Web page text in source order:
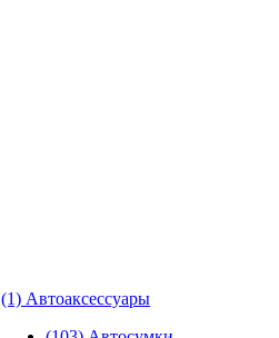
(1) Автоаксессуары